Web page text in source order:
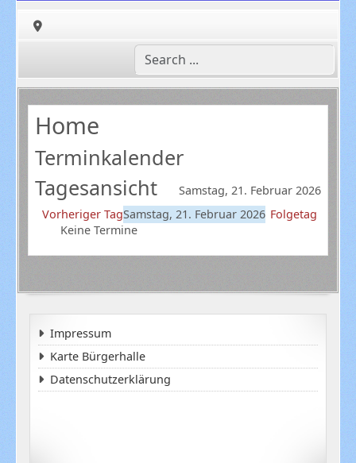
Home
Terminkalender
Tagesansicht
Samstag, 21. Februar 2026
Vorheriger TagSamstag, 21. Februar 2026 Folgetag
Keine Termine
Impressum
Karte Bürgerhalle
Datenschutzerklärung